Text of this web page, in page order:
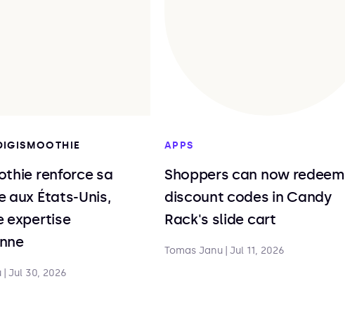
renforce sa
aux États-Unis,
expertise
Jul 30, 2026
APPS
Shoppers can now redeem
discount codes in Candy
Rack's slide cart
Tomas Janu Jul 11, 2026